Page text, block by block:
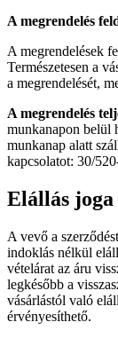
A megrendelés
A megrendelések
Természetesen a
a megrendelését,
A megrendelés
munkanapon belül
munkanap alatt
kapcsolatot: 30/
Elállás joga
A vevő a
indoklás nélkül
vételárat az áru
legkésőbb a
vásárlástól való
érvényesíthető.